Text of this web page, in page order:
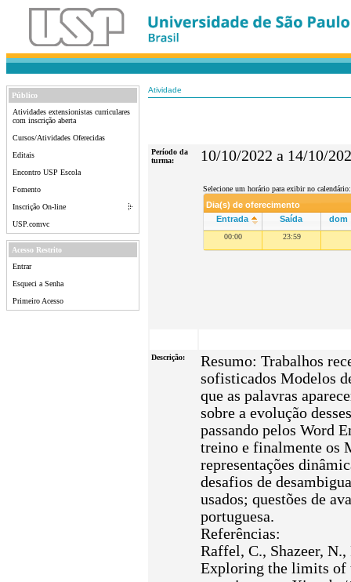
Público
Atividades extensionistas curriculares
com inscrição aberta
Cursos/Atividades Oferecidas
Editais
Encontro USP Escola
Fomento
Inscrição On-line
USP.comvc
Acesso Restrito
Entrar
Esqueci a Senha
Primeiro Acesso
Atividade
Período da
turma:
10/10/2022 a 14/10/
Selecione um horário para exibir no calendário:
Dia(s) de oferecimento
Entrada
Saída dom
00:00 23:59
Descrição:
Resumo: Trabalhos
sofisticados Modelos
que as palavras
sobre a evolução
passando pelos Word
treino e finalmente os
representações
desafios de
usados; questões de
portuguesa.
Referências:
Raffel, C., Shazeer,
Exploring the limits of